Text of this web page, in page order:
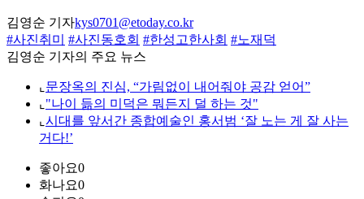
김영순 기자kys0701@etoday.co.kr
#사진취미
#사진동호회 #한성고한사회 #노재덕
김영순 기자의 주요 뉴스
⌞ 문장옥의 진심, “가림없이 내어줘야 공감 얻어”
⌞ "나이 듦의 미덕은 뭐든지 덜 하는 것"
⌞ 시대를 앞서간 종합예술인 홍서범 ‘잘 노는 게 잘 사는
거다!’
좋아요0
화나요0